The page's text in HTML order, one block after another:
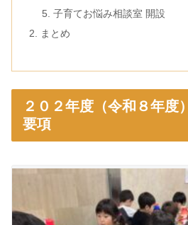
子育てお悩み相談室 開設
まとめ
２０２年度（令和８年
要項